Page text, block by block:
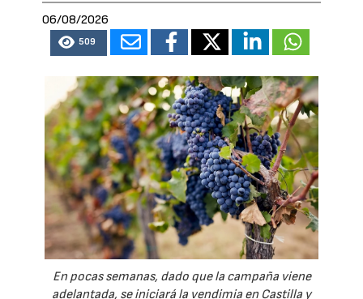
06/08/2026
509
En pocas semanas, dado que la campaña viene
adelantada, se iniciará la vendimia en Castilla y